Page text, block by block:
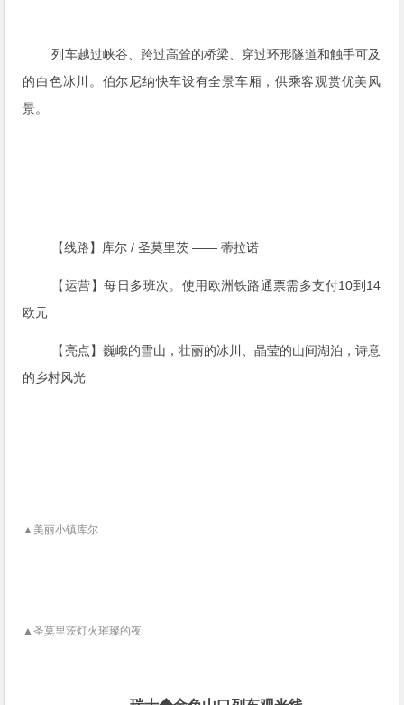
列车越过峡谷、跨过高耸的桥梁、穿过环形隧道和触手可及
的白色冰川。伯尔尼纳快车设有全景车厢，供乘客观赏优美风
景。
【线路】库尔 / 圣莫里茨 —— 蒂拉诺
【运营】每日多班次。使用欧洲铁路通票需多支付10到14
欧元
【亮点】巍峨的雪山，壮丽的冰川、晶莹的山间湖泊，诗意
的乡村风光
▲美丽小镇库尔
▲圣莫里茨灯火璀璨的夜